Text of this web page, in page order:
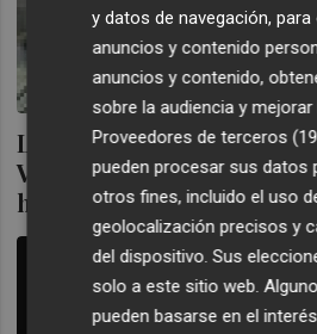
La salida de Bañuelos del
Vanguarda Agro llega en
históricos
y datos de navegación,
anuncios y contenido
anuncios y contenido,
sobre la audiencia y
Proveedores de terceros
pueden procesar sus datos
otros fines, incluido el uso
geolocalización precisos y
del dispositivo. Sus
solo a este sitio web.
pueden basarse en el